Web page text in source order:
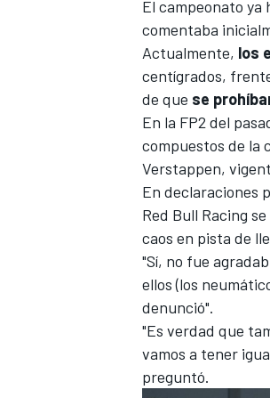
El campeonato ya
comentaba
Actualmente, los
centígrados,
de que se
En la FP2 del
compuestos de la
Verstappen,
En declaraciones
Red Bull Racing
caos en pista de
"Sí, no fue
ellos (los
denunció".
"Es verdad que
vamos a tener
preguntó.